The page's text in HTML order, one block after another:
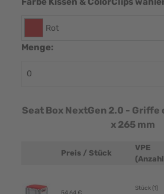
Rot
Menge:
Seat Box NextGen 2.0 -
x 265 mm
Produktbild
Preis / Stück
VPE
Stück (1)